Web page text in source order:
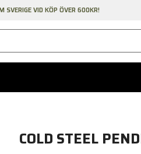
SVERIGE VID KÖP ÖVER 600KR!
COLD STEEL